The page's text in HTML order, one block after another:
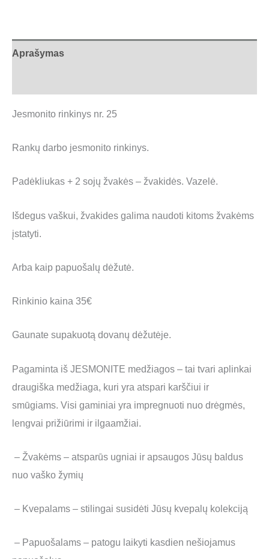
Aprašymas
Jesmonito rinkinys nr. 25
Rankų darbo jesmonito rinkinys.
Padėkliukas + 2 sojų žvakės – žvakidės. Vazelė.
Išdegus vaškui, žvakides galima naudoti kitoms žvakėms
įstatyti.
Arba kaip papuošalų dėžutė.
Rinkinio kaina 35€
Gaunate supakuotą dovanų dėžutėje.
Pagaminta iš JESMONITE medžiagos – tai tvari aplinkai
draugiška medžiaga, kuri yra atspari karščiui ir
smūgiams. Visi gaminiai yra impregnuoti nuo drėgmės,
lengvai prižiūrimi ir ilgaamžiai.
– Žvakėms – atsparūs ugniai ir apsaugos Jūsų baldus
nuo vaško žymių
– Kvepalams – stilingai susidėti Jūsų kvepalų kolekciją
– Papuošalams – patogu laikyti kasdien nešiojamus